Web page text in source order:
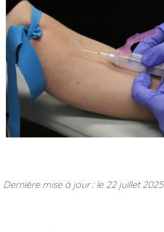
Dernière mise à jour : le 22 juillet 2025